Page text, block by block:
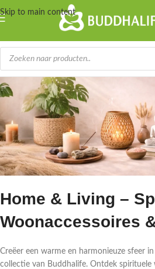
Skip to main content
Home & Living –
Woonaccessoires
Creëer een warme en harmonieuze sfeer
collectie van Buddhalife. Ontdek spirituele